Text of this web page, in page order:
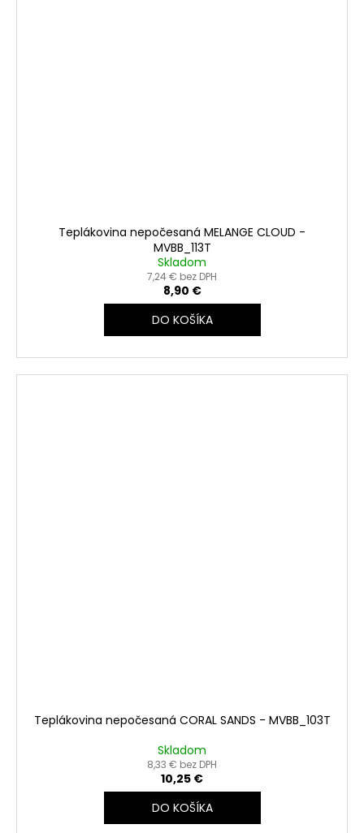
Teplákovina nepočesaná MELANGE CLOUD -
MVBB_113T
Skladom
7,24 € bez DPH
8,90 €
DO KOŠÍKA
Teplákovina nepočesaná CORAL SANDS - MVBB_103T
Skladom
8,33 € bez DPH
10,25 €
DO KOŠÍKA